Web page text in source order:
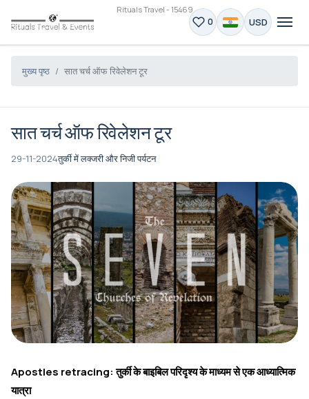
Rituals Travel - 15469
0 USD
मुख्य पृष्ठ सात चर्च ऑफ रिवेलेशन टूर
सात चर्च ऑफ रिवेलेशन टूर
29-11-2024तुर्की में लक्जरी और निजी पर्यटन
Apostles retracing: तुर्की के बाइबिल परिदृश्य के माध्यम से एक आध्यात्मिक
यात्रा